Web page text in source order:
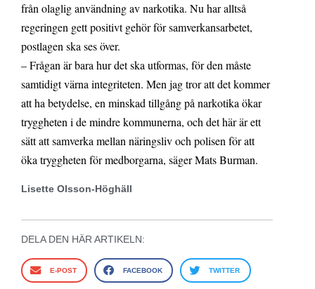
från olaglig användning av narkotika. Nu har alltså
regeringen gett positivt gehör för samverkansarbetet,
postlagen ska ses över.
– Frågan är bara hur det ska utformas, för den måste
samtidigt värna integriteten. Men jag tror att det kommer
att ha betydelse, en minskad tillgång på narkotika ökar
tryggheten i de mindre kommunerna, och det här är ett
sätt att samverka mellan näringsliv och polisen för att
öka tryggheten för medborgarna, säger Mats Burman.
Lisette Olsson-Höghäll
DELA DEN HÄR ARTIKELN:
E-POST FACEBOOK TWITTER